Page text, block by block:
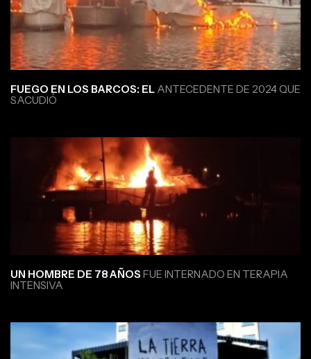
FUEGO EN LOS BARCOS: EL ANTECEDENTE DE 2024 QUE
SACUDIÓ
UN HOMBRE DE 78 AÑOS FUE INTERNADO EN TERAPIA
INTENSIVA